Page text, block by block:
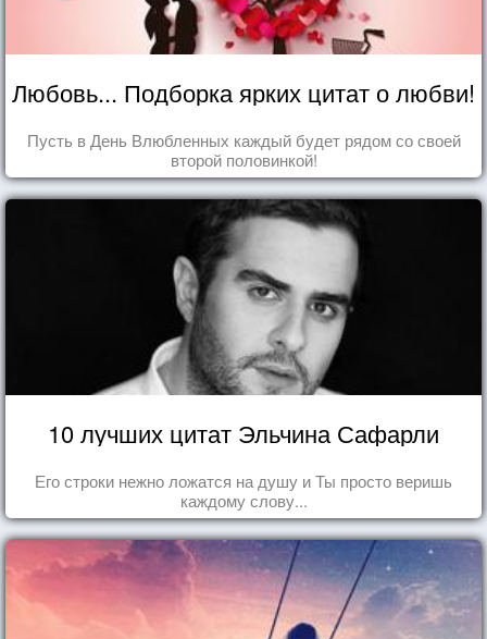
Любовь... Подборка ярких цитат о любви!
Пусть в День Влюбленных каждый будет рядом со своей
второй половинкой!
10 лучших цитат Эльчина Сафарли
Его строки нежно ложатся на душу и Ты просто веришь
каждому слову...